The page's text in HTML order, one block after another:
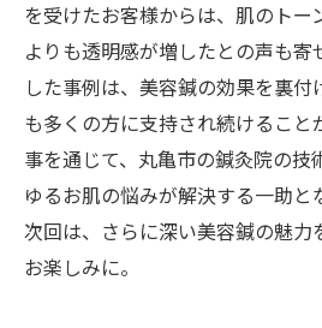
を受けたお客様からは、肌のトー
よりも透明感が増したとの声も寄
した事例は、美容鍼の効果を裏
も多くの方に支持され続けること
事を通じて、丸亀市の鍼灸院の技
ゆるお肌の悩みが解決する一助と
次回は、さらに深い美容鍼の魅力
お楽しみに。